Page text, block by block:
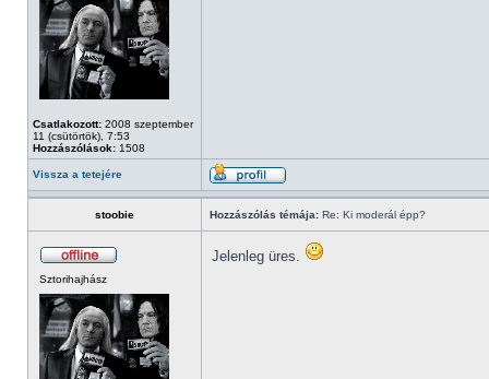
Csatlakozott: 2008 szeptember
11 (csütörtök), 7:53
Hozzászólások: 1508
Vissza a tetejére
stoobie Hozzászólás témája: Re: Ki moderál épp?
Sztorihajhász
Jelenleg üres.